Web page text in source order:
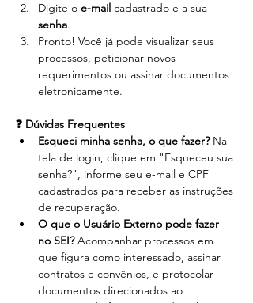
Digite o e-mail cadastrado e a sua
senha.
Pronto! Você já pode visualizar seus
processos, peticionar novos
requerimentos ou assinar documentos
eletronicamente.
❓ Dúvidas Frequentes
Esqueci minha senha, o que fazer? Na
tela de login, clique em "Esqueceu sua
senha?", informe seu e-mail e CPF
cadastrados para receber as instruções
de recuperação.
O que o Usuário Externo pode fazer
no SEI? Acompanhar processos em
que figura como interessado, assinar
contratos e convênios, e protocolar
documentos direcionados ao